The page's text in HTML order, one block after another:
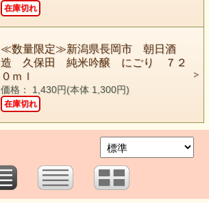
在庫切れ
≪数量限定≫新潟県長岡市 朝日酒
造 久保田 純米吟醸 にごり ７２
０ｍｌ
価格： 1,430円(本体 1,300円)
在庫切れ